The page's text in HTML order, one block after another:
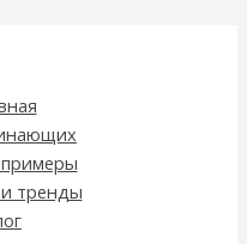
тренды